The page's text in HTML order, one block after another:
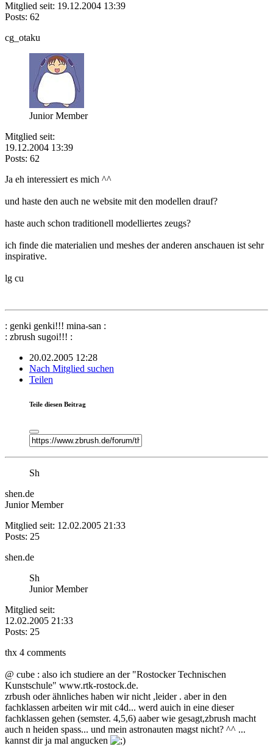
Mitglied seit: 19.12.2004 13:39
Posts: 62
cg_otaku
Junior Member
Mitglied seit:
19.12.2004 13:39
Posts: 62
Ja eh interessiert es mich ^^
und haste den auch ne website mit den modellen drauf?
haste auch schon traditionell modelliertes zeugs?
ich finde die materialien und meshes der anderen anschauen ist sehr
inspirative.
lg cu
: genki genki!!! mina-san :
: zbrush sugoi!!! :
20.02.2005 12:28
Nach Mitglied suchen
Teilen
Teile diesen Beitrag
Sh
shen.de
Junior Member
Mitglied seit: 12.02.2005 21:33
Posts: 25
shen.de
Sh
Junior Member
Mitglied seit:
12.02.2005 21:33
Posts: 25
thx 4 comments
@ cube : also ich studiere an der "Rostocker Technischen
Kunstschule" www.rtk-rostock.de.
zrbush oder ähnliches haben wir nicht ,leider . aber in den
fachklassen arbeiten wir mit c4d... werd auich in eine dieser
fachklassen gehen (semster. 4,5,6) aaber wie gesagt,zbrush macht
auch n heiden spass... und mein astronauten magst nicht? ^^ ...
kannst dir ja mal angucken